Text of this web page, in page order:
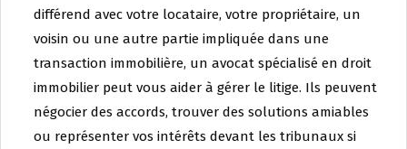
différend avec votre locataire, votre propriétaire, un
voisin ou une autre partie impliquée dans une
transaction immobilière, un avocat spécialisé en droit
immobilier peut vous aider à gérer le litige. Ils peuvent
négocier des accords, trouver des solutions amiables
ou représenter vos intérêts devant les tribunaux si